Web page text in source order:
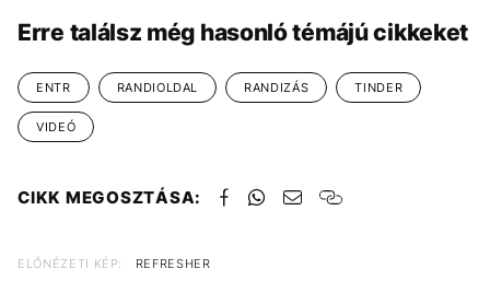
Erre találsz még hasonló témájú cikkeket
ENTR RANDIOLDAL RANDIZÁS TINDER
VIDEÓ
CIKK MEGOSZTÁSA:
ELŐNÉZETI KÉP: REFRESHER